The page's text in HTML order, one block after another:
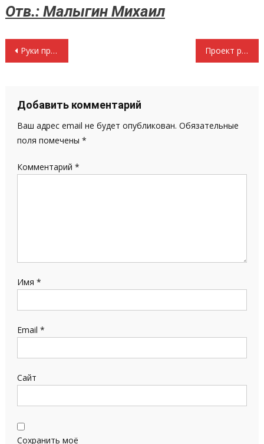
Отв.: Малыгин Михаил
Навигация
записям
Руки прочь от красного знамени и полководцев победы! Заявление Президиума ЦК КПРФ Проект резолюции участников митинга трудящихся города Саранска, посвященного 1 мая – Дню международной солидарности трудящихся, защите прав трудового народа.
Добавить комментарий
Ваш адрес email не будет опубликован. Обязательные
поля помечены *
Комментарий *
Имя *
Email *
Сайт
Сохранить моё